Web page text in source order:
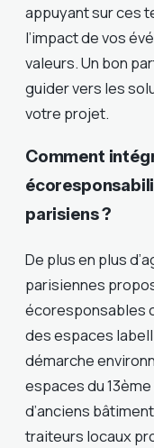
appuyant sur ces
l’impact de vos
valeurs. Un bon
guider vers les
votre projet.
Comment
parisiens ?
De plus en plus
parisiennes
écoresponsables
des espaces
démarche
espaces du
d’anciens
traiteurs locaux